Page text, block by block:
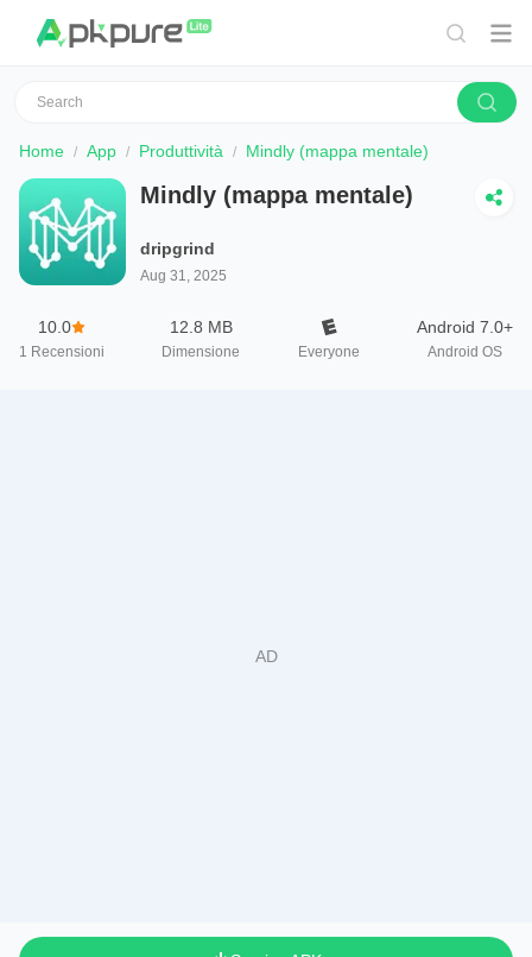
Home App Produttività Mindly (mappa mentale)
Mindly (mappa mentale)
dripgrind
Aug 31, 2025
10.0
1 Recensioni
12.8 MB
Dimensione Everyone
Android 7.0+
Android OS